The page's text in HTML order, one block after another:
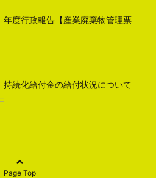
年度行政報告【産業廃棄物管理票
持続化給付金の給付状況について
Page Top